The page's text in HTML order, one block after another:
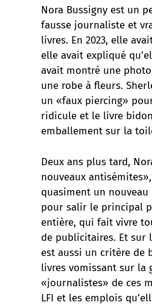
Nora Bussigny est un
fausse journaliste et
livres. En 2023, elle
elle avait expliqué
avait montré une
une robe à fleurs.
un «faux piercing»
ridicule et le livre
emballement sur la
Deux ans plus tard,
nouveaux
quasiment un
pour salir le principal
entière, qui fait vivre
de publicitaires. Et sur
est aussi un critère de
livres vomissant sur la
«journalistes» de ces
LFI et les emplois